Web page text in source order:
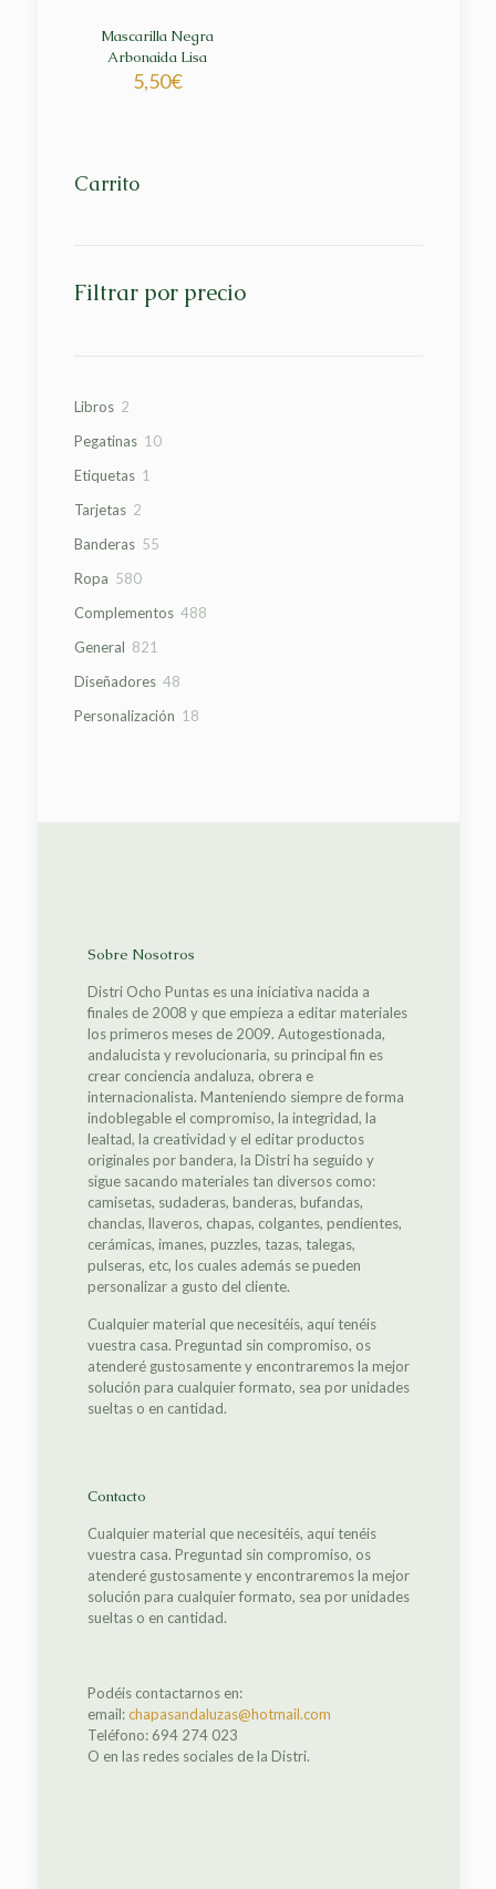
Mascarilla Negra
Arbonaida Lisa
5,50€
Carrito
Filtrar por precio
Libros 22
Pegatinas 1010
Etiquetas 1
Tarjetas 22
Banderas 5555
Ropa 580580
Complementos 488488
General 821
Diseñadores 4848
Personalización 1818
Sobre Nosotros
Distri Ocho Puntas es una iniciativa nacida a
finales de 2008 y que empieza a editar materiales
los primeros meses de 2009. Autogestionada,
andalucista y revolucionaria, su principal fin es
crear conciencia andaluza, obrera e
internacionalista. Manteniendo siempre de forma
indoblegable el compromiso, la integridad, la
lealtad, la creatividad y el editar productos
originales por bandera, la Distri ha seguido y
sigue sacando materiales tan diversos como:
camisetas, sudaderas, banderas, bufandas,
chanclas, llaveros, chapas, colgantes, pendientes,
cerámicas, imanes, puzzles, tazas, talegas,
pulseras, etc, los cuales además se pueden
personalizar a gusto del cliente.
Cualquier material que necesitéis, aquí tenéis
vuestra casa. Preguntad sin compromiso, os
atenderé gustosamente y encontraremos la mejor
solución para cualquier formato, sea por unidades
sueltas o en cantidad.
Contacto
Cualquier material que necesitéis, aquí tenéis
vuestra casa. Preguntad sin compromiso, os
atenderé gustosamente y encontraremos la mejor
solución para cualquier formato, sea por unidades
sueltas o en cantidad.
Podéis contactarnos en:
email:chapasandaluzas@hotmail.com
Teléfono: 694 274 023
O en las redes sociales de la Distri.